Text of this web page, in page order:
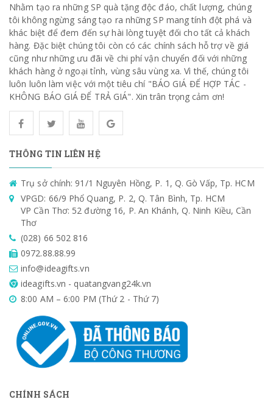
Nhằm tạo ra những SP quà tặng độc đáo, chất lượng, chúng
tôi không ngừng sáng tạo ra những SP mang tính đột phá và
khác biệt để đem đến sự hài lòng tuyệt đối cho tất cả khách
hàng. Đặc biệt chúng tôi còn có các chính sách hỗ trợ về giá
cũng như những ưu đãi về chi phí vận chuyển đối với những
khách hàng ở ngoại tỉnh, vùng sâu vùng xa. Vì thế, chúng tôi
luôn luôn làm việc với một tiêu chí "BÁO GIÁ ĐỂ HỢP TÁC -
KHÔNG BÁO GIÁ ĐỂ TRẢ GIÁ". Xin trân trọng cảm ơn!
THÔNG TIN LIÊN HỆ
Trụ sở chính: 91/1 Nguyên Hồng, P. 1, Q. Gò Vấp, Tp. HCM
VPGD: 66/9 Phổ Quang, P. 2, Q. Tân Bình, Tp. HCM
VP Cần Thơ: 52 đường 16, P. An Khánh, Q. Ninh Kiều, Cần
Thơ
(028) 66 502 816
0972.88.88.99
info@ideagifts.vn
ideagifts.vn - quatangvang24k.vn
8:00 AM – 6:00 PM (Thứ 2 - Thứ 7)
CHÍNH SÁCH